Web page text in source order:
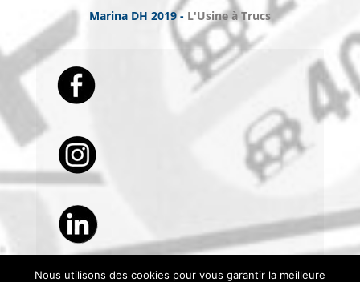
Marina DH 2019 - L'Usine à Trucs
Nous utilisons des cookies pour vous garantir la meilleure